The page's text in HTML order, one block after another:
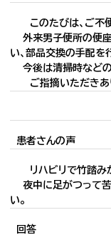
このたびは、ご不便
外来男子便所の便座
い、部品交換の手配を
今後は清掃時などの
ご指摘いただきあり
患者さんの声
リハビリで竹踏みが
夜中に足がつって
回答